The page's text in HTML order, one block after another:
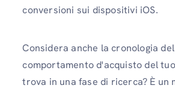
conversioni sui dispositivi iOS.
Considera anche la cronologia del
comportamento d'acquisto del
trova in una fase di ricerca? È un